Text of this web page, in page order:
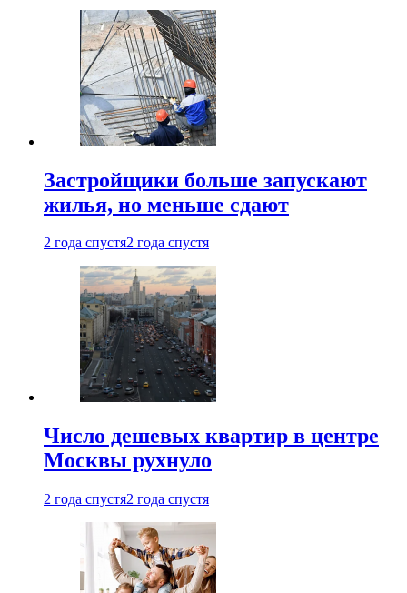
Застройщики больше запускают
жилья, но меньше сдают
2 года спустя2 года спустя
Число дешевых квартир в центре
Москвы рухнуло
2 года спустя2 года спустя